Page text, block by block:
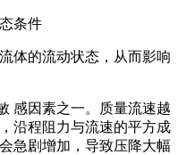
条件
体的流动状态，从而影响
感因素之一。质量流速越
沿程阻力与流速的平方成
急剧增加，导致压降大幅